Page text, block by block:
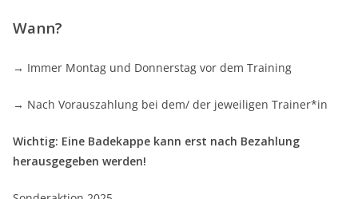
Wann?
→ Immer Montag und Donnerstag vor dem Training
→ Nach Vorauszahlung bei dem/ der jeweiligen Trainer*in
Wichtig: Eine Badekappe kann erst nach Bezahlung
herausgegeben werden!